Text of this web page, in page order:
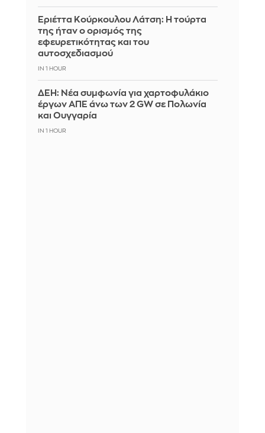
Εριέττα Κούρκουλου Λάτση: Η τούρτα
της ήταν ο ορισμός της
εφευρετικότητας και του
αυτοσχεδιασμού
IN 1 HOUR
ΔΕΗ: Νέα συμφωνία για χαρτοφυλάκιο
έργων ΑΠΕ άνω των 2 GW σε Πολωνία
και Ουγγαρία
IN 1 HOUR